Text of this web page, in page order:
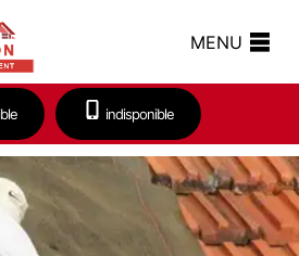
MENU
indisponible